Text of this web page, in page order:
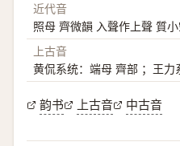
近代音
照母 齊微韻 入聲作上聲 質小
上古音
黄侃系统：端母 齊部 ；王力
韵书 上古音 中古音